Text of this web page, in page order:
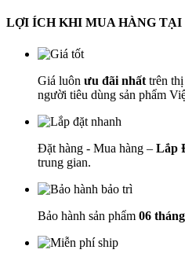
LỢI ÍCH KHI MUA HÀNG TẠI
Giá luôn ưu đãi nhất trên
người tiêu dùng sản phẩm
Đặt hàng - Mua hàng – Lắp
trung gian.
Bảo hành sản phẩm 06